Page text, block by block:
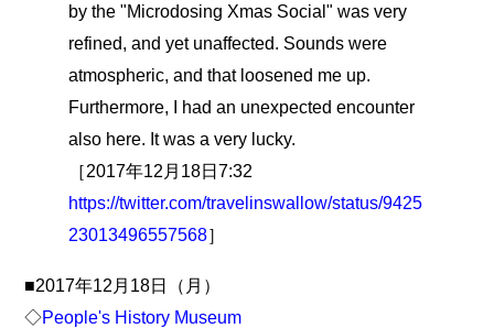
by the "Microdosing Xmas Social" was very
refined, and yet unaffected. Sounds were
atmospheric, and that loosened me up.
Furthermore, I had an unexpected encounter
also here. It was a very lucky.
［2017年12月18日7:32
https://twitter.com/travelinswallow/status/9425
23013496557568］
■2017年12月18日（月）
◇People's History Museum